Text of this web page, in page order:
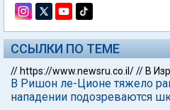
ССЫЛКИ ПО ТЕМЕ
// https://www.newsru.co.il/// В
В Ришон ле-Ционе тяжело
нападении подозреваются